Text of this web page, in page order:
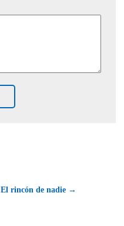
El rincón de nadie →